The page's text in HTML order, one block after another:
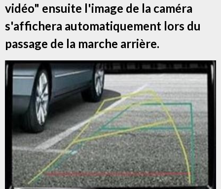
vidéo" ensuite l'image de la caméra
s'affichera automatiquement lors du
passage de la marche arrière.